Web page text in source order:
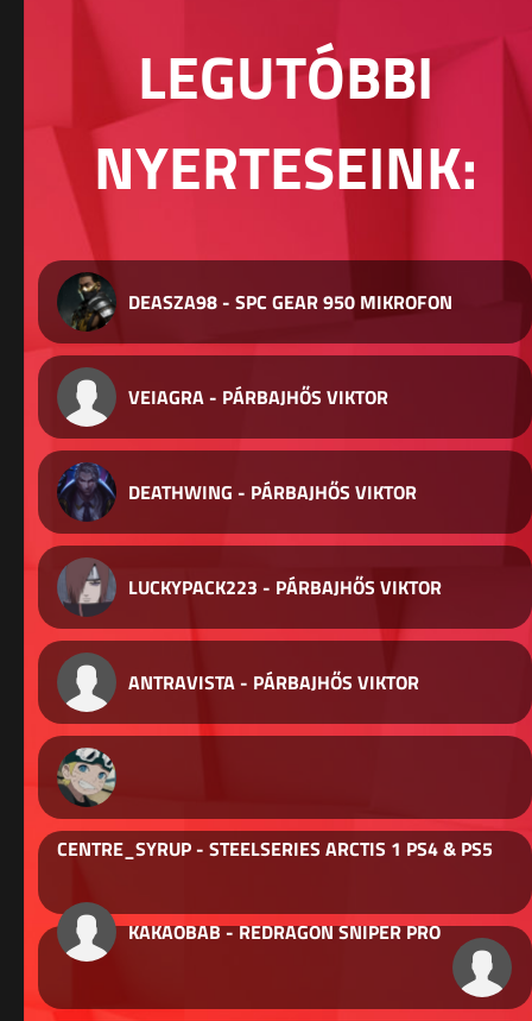
LEGUTÓBBI
NYERTESEINK:
DEASZA98 - SPC GEAR 950 MIKROFON
VEIAGRA - PÁRBAJHŐS VIKTOR
DEATHWING - PÁRBAJHŐS VIKTOR
LUCKYPACK223 - PÁRBAJHŐS VIKTOR
ANTRAVISTA - PÁRBAJHŐS VIKTOR
CENTRE_SYRUP - STEELSERIES ARCTIS 1 PS4 & PS5
KAKAOBAB - REDRAGON SNIPER PRO